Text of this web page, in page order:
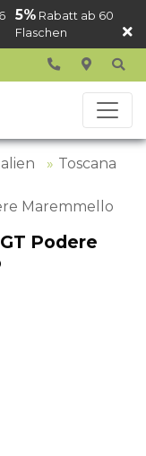
5%Rabatt ab 60
Flaschen
Toscana
Maremmello
Podere